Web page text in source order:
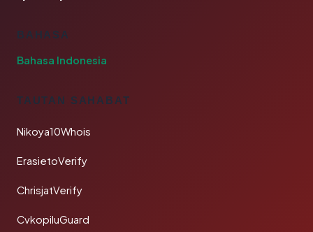
BAHASA
Bahasa Indonesia
TAUTAN SAHABAT
Nikoya10Whois
ErasietoVerify
ChrisjatVerify
CvkopiluGuard